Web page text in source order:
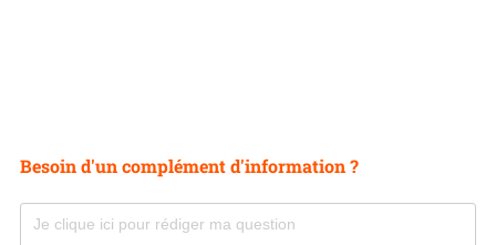
Besoin d'un complément d'information ?